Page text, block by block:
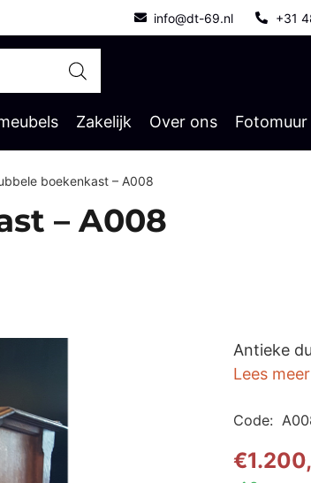
info@dt-69.nl +31
Zakelijk Over ons Fotomuur
boekenkast – A008
– A008
Antieke
Lees meer
Code:
€